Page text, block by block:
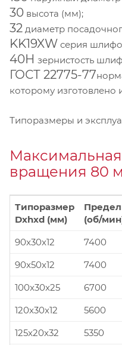
30 высота (мм);
32 диаметр
KK19XW серия
40Н зернистость
ГОСТ 22775-77
которому изготовлено
Типоразмеры и
Максимальная
вращения 80
Типоразмер
Dxhxd (мм)
(об/
90x30x12
7400
90x50x12
7400
100x30x25
6700
120x30x12
5600
125x20x32
5350